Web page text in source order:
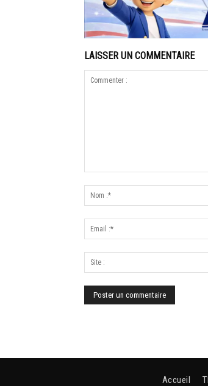
LAISSER UN COMMENTAIRE
Accueil